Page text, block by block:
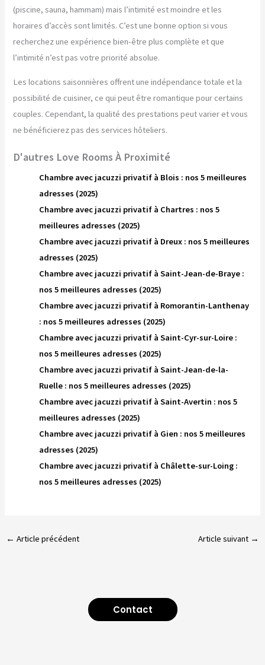
(piscine, sauna, hammam) mais l’intimité est moindre et les
horaires d’accès sont limités. C’est une bonne option si vous
recherchez une expérience bien-être plus complète et que
l’intimité n’est pas votre priorité absolue.
Les locations saisonnières offrent une indépendance totale et la
possibilité de cuisiner, ce qui peut être romantique pour certains
couples. Cependant, la qualité des prestations peut varier et vous
ne bénéficierez pas des services hôteliers.
D'autres Love Rooms À Proximité
Chambre avec jacuzzi privatif à Blois : nos 5 meilleures
adresses (2025)
Chambre avec jacuzzi privatif à Chartres : nos 5
meilleures adresses (2025)
Chambre avec jacuzzi privatif à Dreux : nos 5 meilleures
adresses (2025)
Chambre avec jacuzzi privatif à Saint-Jean-de-Braye :
nos 5 meilleures adresses (2025)
Chambre avec jacuzzi privatif à Romorantin-Lanthenay
: nos 5 meilleures adresses (2025)
Chambre avec jacuzzi privatif à Saint-Cyr-sur-Loire :
nos 5 meilleures adresses (2025)
Chambre avec jacuzzi privatif à Saint-Jean-de-la-
Ruelle : nos 5 meilleures adresses (2025)
Chambre avec jacuzzi privatif à Saint-Avertin : nos 5
meilleures adresses (2025)
Chambre avec jacuzzi privatif à Gien : nos 5 meilleures
adresses (2025)
Chambre avec jacuzzi privatif à Châlette-sur-Loing :
nos 5 meilleures adresses (2025)
← Article précédent Article suivant →
Contact